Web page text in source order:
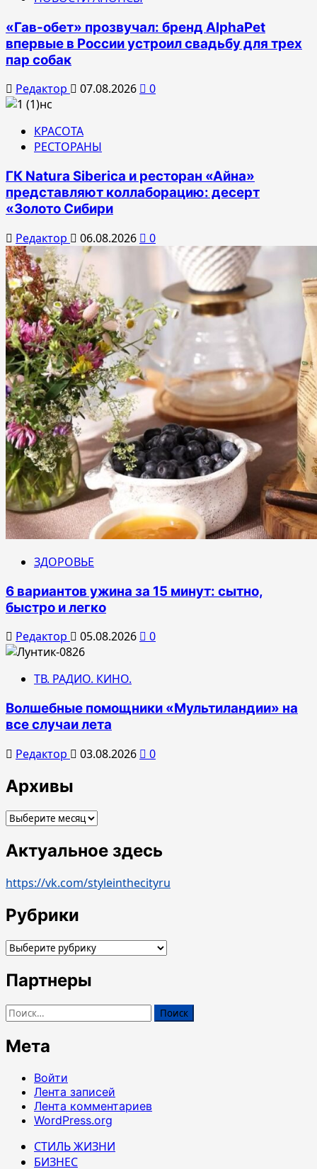
«Гав-обет» прозвучал: бренд AlphaPet
впервые в России устроил свадьбу для трех
пар собак
Редактор 07.08.2026 0
КРАСОТА
РЕСТОРАНЫ
ГК Natura Siberica и ресторан «Айна»
представляют коллаборацию: десерт
«Золото Сибири
Редактор 06.08.2026 0
ЗДОРОВЬЕ
6 вариантов ужина за 15 минут: сытно,
быстро и легко
Редактор 05.08.2026 0
ТВ. РАДИО. КИНО.
Волшебные помощники «Мультиландии» на
все случаи лета
Редактор 03.08.2026 0
Архивы
Архивы
Актуальное здесь
https://vk.com/styleinthecityru
Рубрики
Рубрики
Партнеры
Найти:
Мета
Войти
Лента записей
Лента комментариев
WordPress.org
СТИЛЬ ЖИЗНИ
БИЗНЕС